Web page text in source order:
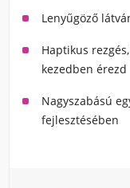
Lenyűgöző
Haptikus
kezedben érezd
Nagyszabású
fejlesztésében